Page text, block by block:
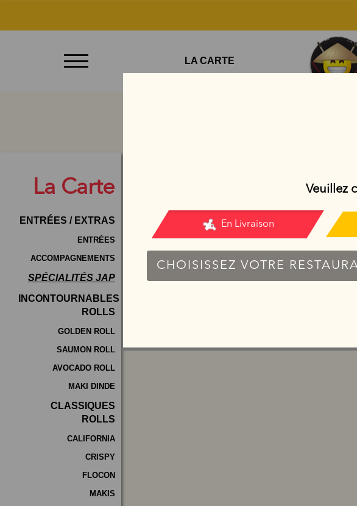
Emporter
Contact
Mentions
Légales
Programme
De
Fidélité
Vos
Avis
de
LA CARTE
La Carte
ENTRÉES / EXTRAS
ENTRÉES
ACCOMPAGNEMENTS
SPÉCIALITÉS JAP
INCONTOURNABLES
ROLLS
GOLDEN ROLL
SAUMON ROLL
AVOCADO ROLL
MAKI DINDE
CLASSIQUES
ROLLS
CALIFORNIA
CRISPY
FLOCON
MAKIS